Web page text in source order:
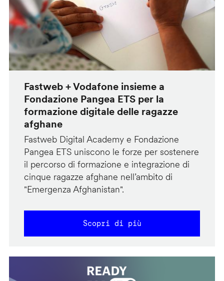
Fastweb + Vodafone insieme a
Fondazione Pangea ETS per la
formazione digitale delle ragazze
afghane
Fastweb Digital Academy e Fondazione
Pangea ETS uniscono le forze per sostenere
il percorso di formazione e integrazione di
cinque ragazze afghane nell’ambito di
"Emergenza Afghanistan".
Scopri di più